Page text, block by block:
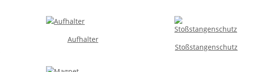
Aufhalter
Stoßstangenschutz